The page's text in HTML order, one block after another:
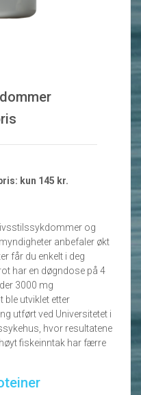
kun 145 kr.
og
anbefaler økt
får du enkelt i deg
har en døgndose på 4
3000 mg
utviklet etter
utført ved Universitetet i
hvor resultatene
fiskeinntak har færre